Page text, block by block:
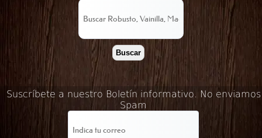
Buscar
Suscríbete a nuestro Boletín informativo. No enviamos
Spam